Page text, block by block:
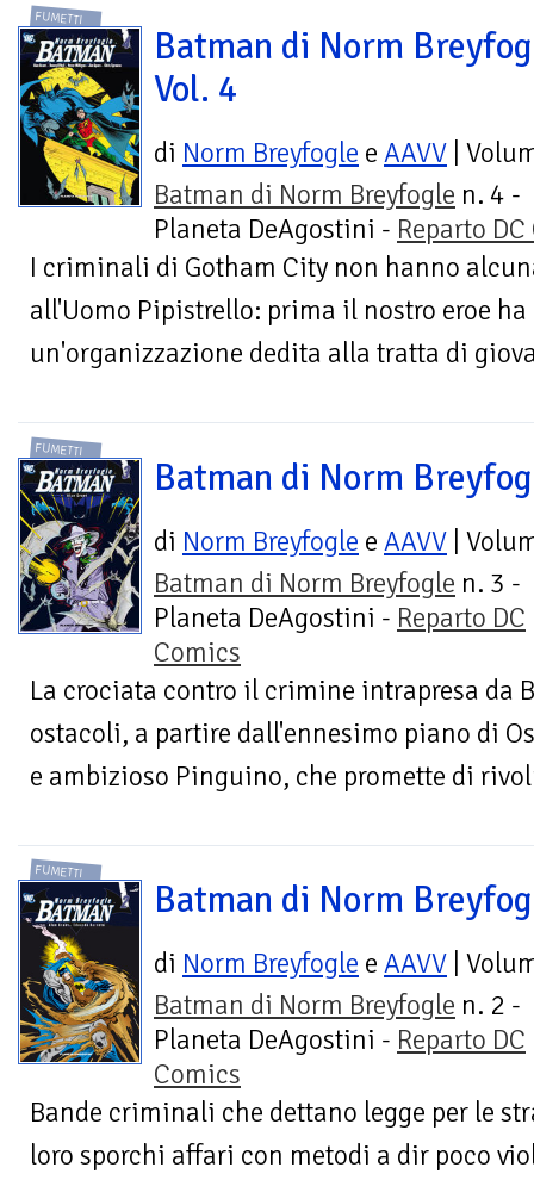
FUMETTI
Batman di Norm
Vol. 4
di Norm Breyfogle e AAVV |
Batman di Norm Breyfogle n. 4 -
Planeta DeAgostini - Reparto
I criminali di Gotham City non hanno
all'Uomo Pipistrello: prima il nostro eroe
un'organizzazione dedita alla tratta di
FUMETTI
Batman di Norm
di Norm Breyfogle e AAVV |
Batman di Norm Breyfogle n. 3 -
Planeta DeAgostini - Reparto DC
Comics
La crociata contro il crimine intrapresa da
ostacoli, a partire dall'ennesimo piano di
e ambizioso Pinguino, che promette di
FUMETTI
Batman di Norm
di Norm Breyfogle e AAVV |
Batman di Norm Breyfogle n. 2 -
Planeta DeAgostini - Reparto DC
Comics
Bande criminali che dettano legge per le
loro sporchi affari con metodi a dir poco